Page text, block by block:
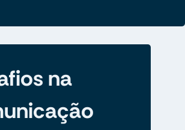
na